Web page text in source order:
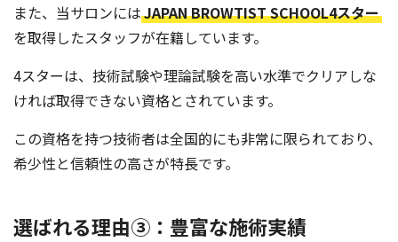
また、当サロンにはJAPAN BROWTIST SCHOOL4スター
を取得したスタッフが在籍しています。
4スターは、技術試験や理論試験を高い水準でクリアしな
ければ取得できない資格とされています。
この資格を持つ技術者は全国的にも非常に限られており、
希少性と信頼性の高さが特長です。
選ばれる理由③：豊富な施術実績